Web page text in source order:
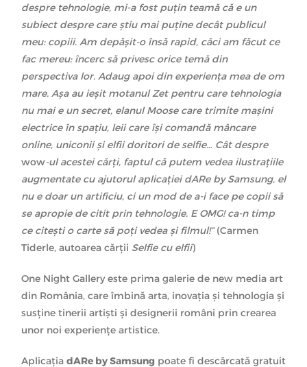
despre tehnologie, mi-a fost puțin teamă că e un
subiect despre care știu mai puține decât publicul
meu: copiii. Am depășit-o însă rapid, căci am făcut ce
fac mereu: încerc să privesc orice temă din
perspectiva lor. Adaug apoi din experiența mea de om
mare. Așa au ieșit motanul Zet pentru care tehnologia
nu mai e un secret, elanul Moose care trimite mașini
electrice în spațiu, leii care își comandă mâncare
online, uniconii și elfii doritori de selfie… Cât despre
wow-ul acestei cărți, faptul că putem vedea ilustrațiile
augmentate cu ajutorul aplicației dARe by Samsung, el
nu e doar un artificiu, ci un mod de a-i face pe copii să
se apropie de citit prin tehnologie. E OMG! ca-n timp
ce citești o carte să poți vedea și filmul!”(Carmen
Tiderle, autoarea cărții Selfie cu elfii)
One Night Gallery este prima galerie de new media art
din România, care îmbină arta, inovația și tehnologia și
susține tinerii artiști și designerii români prin crearea
unor noi experiențe artistice.
Aplicația dARe by Samsung poate fi descărcată gratuit